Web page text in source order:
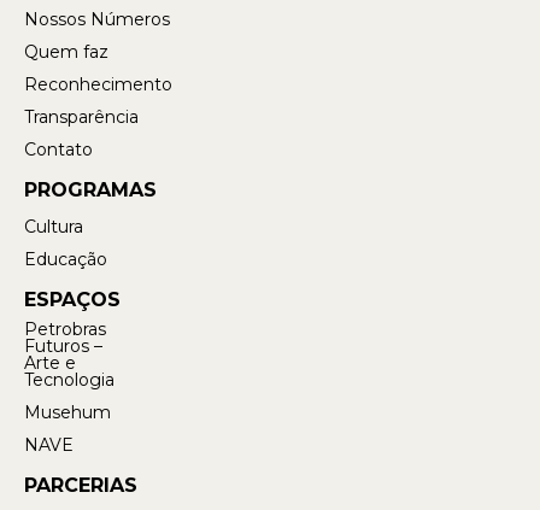
Nossos Números
Quem faz
Reconhecimento
Transparência
Contato
PROGRAMAS
Cultura
Educação
ESPAÇOS
Petrobras
Futuros –
Arte e
Tecnologia
Musehum
NAVE
PARCERIAS